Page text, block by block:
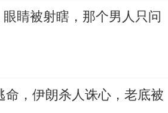
睛被射瞎，那个男人只问
，伊朗杀人诛心，老底被